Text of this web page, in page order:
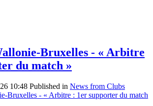
Bruxelles - « Arbitre
du match »
10:48 Published in News from Clubs